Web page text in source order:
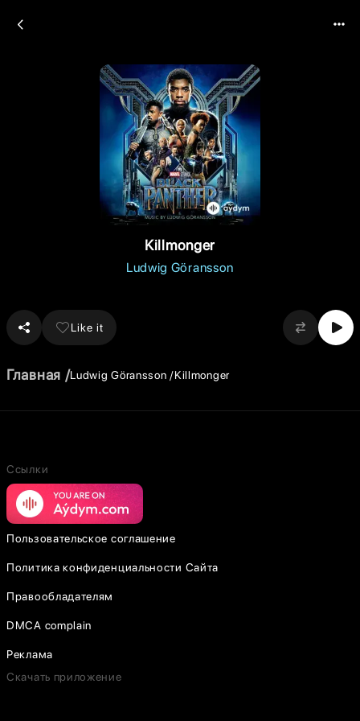
Killmonger
Ludwig Göransson
Like it
Главная Ludwig Göransson Killmonger
Ссылки
Пользовательское соглашение
Политика конфиденциальности Сайта
Правообладателям
DMCA complain
Реклама
Скачать приложение